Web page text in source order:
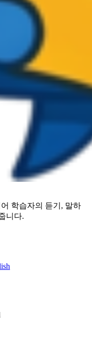
어 학습자의 듣기, 말하
니다.